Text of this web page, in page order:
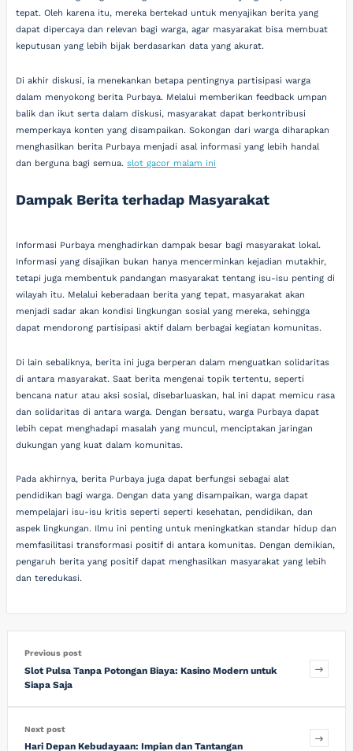
tepat. Oleh karena itu, mereka bertekad untuk menyajikan berita yang
dapat dipercaya dan relevan bagi warga, agar masyarakat bisa membuat
keputusan yang lebih bijak berdasarkan data yang akurat.
Di akhir diskusi, ia menekankan betapa pentingnya partisipasi warga
dalam menyokong berita Purbaya. Melalui memberikan feedback umpan
balik dan ikut serta dalam diskusi, masyarakat dapat berkontribusi
memperkaya konten yang disampaikan. Sokongan dari warga diharapkan
menghasilkan berita Purbaya menjadi asal informasi yang lebih handal
dan berguna bagi semua.slot gacor malam ini
Dampak Berita terhadap Masyarakat
Informasi Purbaya menghadirkan dampak besar bagi masyarakat lokal.
Informasi yang disajikan bukan hanya mencerminkan kejadian mutakhir,
tetapi juga membentuk pandangan masyarakat tentang isu-isu penting di
wilayah itu. Melalui keberadaan berita yang tepat, masyarakat akan
menjadi sadar akan kondisi lingkungan sosial yang mereka, sehingga
dapat mendorong partisipasi aktif dalam berbagai kegiatan komunitas.
Di lain sebaliknya, berita ini juga berperan dalam menguatkan solidaritas
di antara masyarakat. Saat berita mengenai topik tertentu, seperti
bencana natur atau aksi sosial, disebarluaskan, hal ini dapat memicu rasa
dan solidaritas di antara warga. Dengan bersatu, warga Purbaya dapat
lebih cepat menghadapi masalah yang muncul, menciptakan jaringan
dukungan yang kuat dalam komunitas.
Pada akhirnya, berita Purbaya juga dapat berfungsi sebagai alat
pendidikan bagi warga. Dengan data yang disampaikan, warga dapat
mempelajari isu-isu kritis seperti seperti kesehatan, pendidikan, dan
aspek lingkungan. Ilmu ini penting untuk meningkatkan standar hidup dan
memfasilitasi transformasi positif di antara komunitas. Dengan demikian,
pengaruh berita yang positif dapat menghasilkan masyarakat yang lebih
dan teredukasi.
Previous post
Slot Pulsa Tanpa Potongan Biaya: Kasino Modern untuk
Siapa Saja
Next post
Hari Depan Kebudayaan: Impian dan Tantangan